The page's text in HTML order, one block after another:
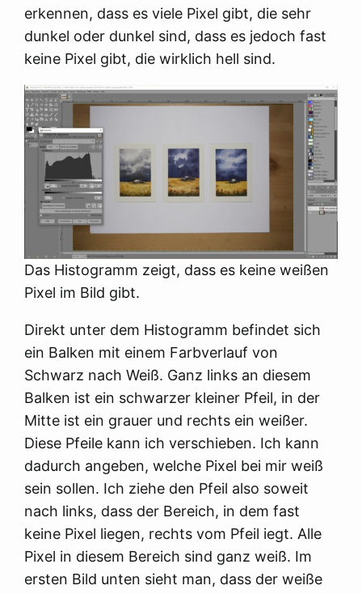
erkennen, dass es viele Pixel gibt, die sehr
dunkel oder dunkel sind, dass es jedoch fast
keine Pixel gibt, die wirklich hell sind.
Das Histogramm zeigt, dass es keine weißen
Pixel im Bild gibt.
Direkt unter dem Histogramm befindet sich
ein Balken mit einem Farbverlauf von
Schwarz nach Weiß. Ganz links an diesem
Balken ist ein schwarzer kleiner Pfeil, in der
Mitte ist ein grauer und rechts ein weißer.
Diese Pfeile kann ich verschieben. Ich kann
dadurch angeben, welche Pixel bei mir weiß
sein sollen. Ich ziehe den Pfeil also soweit
nach links, dass der Bereich, in dem fast
keine Pixel liegen, rechts vom Pfeil iegt. Alle
Pixel in diesem Bereich sind ganz weiß. Im
ersten Bild unten sieht man, dass der weiße